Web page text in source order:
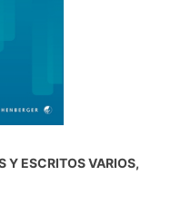
Y ESCRITOS VARIOS,